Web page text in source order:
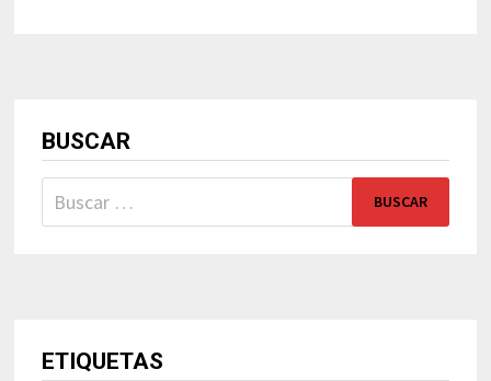
BUSCAR
Buscar:
ETIQUETAS